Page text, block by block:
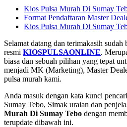
Kios Pulsa Murah Di Sumay
Format Pendaftaran Master
Kios Pulsa Murah Di Sumay
Selamat datang dan terimakasih
resmi KIOSPULSAONLINE.
biasa dan sebuah pilihan yang tepat
menjadi MK (Marketing), Master
pulsa murah kami.
Anda masuk dengan kata kunci
Sumay Tebo, Simak uraian dan
Murah Di Sumay Tebo dengan
terupdate dibawah ini.